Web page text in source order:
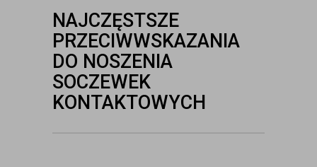
NAJCZĘSTSZE
PRZECIWWSKAZANIA
DO NOSZENIA
SOCZEWEK
KONTAKTOWYCH